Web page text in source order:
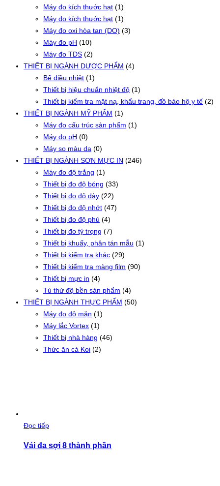
Máy đo kích thước hạt (1)
Máy đo kích thước hạt (1)
Máy đo oxi hòa tan (DO) (3)
Máy đo pH (10)
Máy đo TDS (2)
THIẾT BỊ NGÀNH DƯỢC PHẨM (4)
Bể điều nhiệt (1)
Thiết bị hiệu chuẩn nhiệt độ (1)
Thiết bị kiểm tra mặt nạ, khẩu trang, đồ bảo hộ y tế (2)
THIẾT BỊ NGÀNH MỸ PHẨM (1)
Máy đo cấu trúc sản phẩm (1)
Máy đo pH (0)
Máy so màu da (0)
THIẾT BỊ NGÀNH SƠN MỰC IN (246)
Máy đo độ trắng (1)
Thiết bị đo độ bóng (33)
Thiết bị đo độ dày (22)
Thiết bị đo độ nhớt (47)
Thiết bị đo độ phủ (4)
Thiết bị đo tỷ trọng (7)
Thiết bị khuấy, phân tán mẫu (1)
Thiết bị kiểm tra khác (29)
Thiết bị kiểm tra màng film (90)
Thiết bị mực in (4)
Tủ thử độ bền sản phẩm (4)
THIẾT BỊ NGÀNH THỰC PHẨM (50)
Máy đo độ mặn (1)
Máy lắc Vortex (1)
Thiết bị nhà hàng (46)
Thức ăn cá Koi (2)
Đọc tiếp
Vải đa sợi 8 thành phần